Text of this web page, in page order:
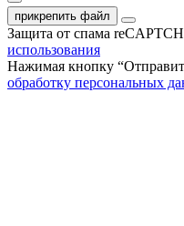
прикрепить файл
Защита от спама
использования
Нажимая кнопку
обработку персональных